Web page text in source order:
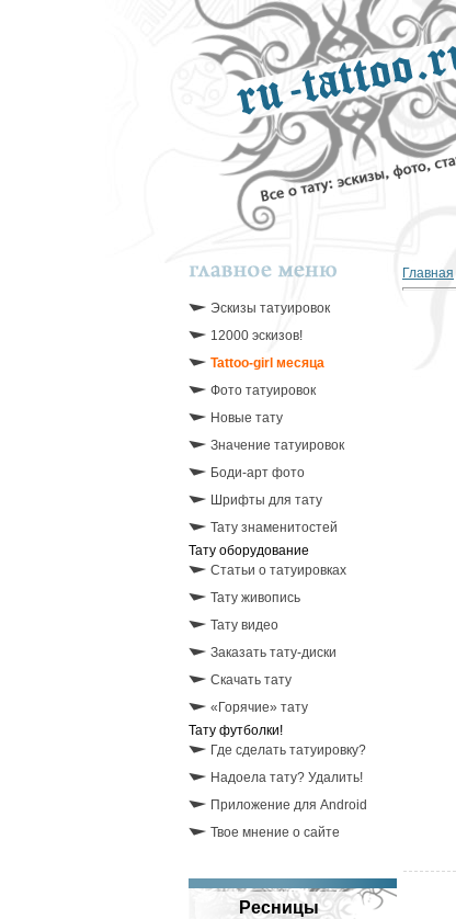
Эскизы татуировок
12000 эскизов!
Tattoo-girl месяца
Фото татуировок
Новые тату
Значение татуировок
Боди-арт фото
Шрифты для тату
Тату знаменитостей
Тату оборудование
Статьи о татуировках
Тату живопись
Тату видео
Заказать тату-диски
Скачать тату
«Горячие» тату
Тату футболки!
Где сделать татуировку?
Надоела тату? Удалить!
Приложение для Android
Твое мнение о сайте
Ресницы
Главная